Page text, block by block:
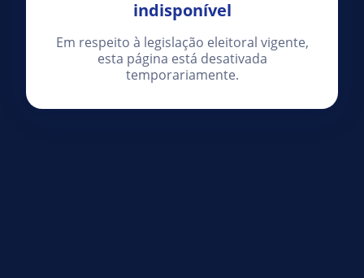
indisponível
Em respeito à legislação eleitoral vigente,
esta página está desativada
temporariamente.